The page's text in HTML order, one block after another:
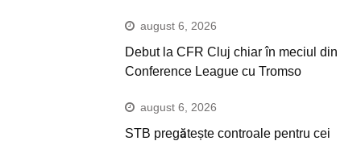
august 6, 2026
Debut la CFR Cluj chiar în meciul din
Conference League cu Tromso
august 6, 2026
STB pregătește controale pentru cei